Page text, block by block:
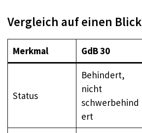
Vergleich auf einen Blick
Merkmal GdB 30
Status
Behindert,
nicht
schwerbehind
ert